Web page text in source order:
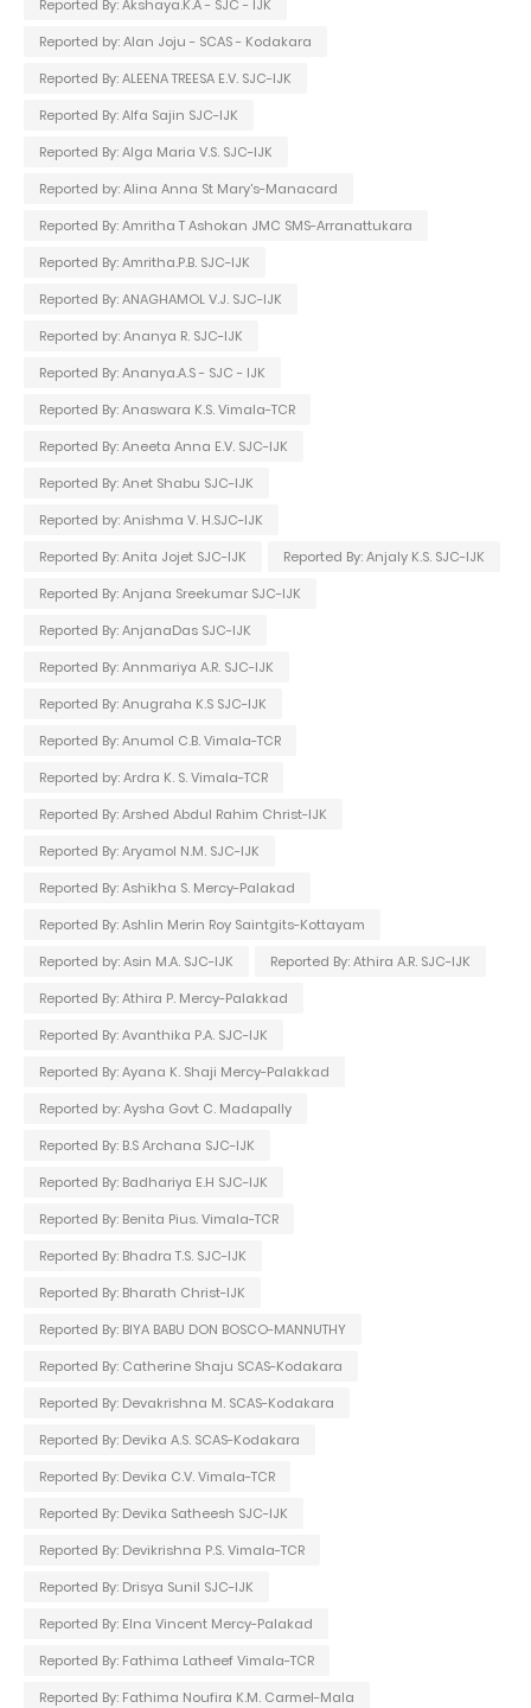
Reported By: Akshaya.K.A - SJC - IJK
Reported by: Alan Joju - SCAS - Kodakara
Reported By: ALEENA TREESA E.V. SJC-IJK
Reported By: Alfa Sajin SJC-IJK
Reported By: Alga Maria V.S. SJC-IJK
Reported by: Alina Anna St Mary's-Manacard
Reported By: Amritha T Ashokan JMC SMS-Arranattukara
Reported By: Amritha.P.B. SJC-IJK
Reported By: ANAGHAMOL V.J. SJC-IJK
Reported by: Ananya R. SJC-IJK
Reported By: Ananya.A.S - SJC - IJK
Reported By: Anaswara K.S. Vimala-TCR
Reported By: Aneeta Anna E.V. SJC-IJK
Reported By: Anet Shabu SJC-IJK
Reported by: Anishma V. H.SJC-IJK
Reported By: Anita Jojet SJC-IJK
Reported By: Anjaly K.S. SJC-IJK
Reported By: Anjana Sreekumar SJC-IJK
Reported By: AnjanaDas SJC-IJK
Reported By: Annmariya A.R. SJC-IJK
Reported By: Anugraha K.S SJC-IJK
Reported By: Anumol C.B. Vimala-TCR
Reported by: Ardra K. S. Vimala-TCR
Reported By: Arshed Abdul Rahim Christ-IJK
Reported By: Aryamol N.M. SJC-IJK
Reported By: Ashikha S. Mercy-Palakad
Reported By: Ashlin Merin Roy Saintgits-Kottayam
Reported by: Asin M.A. SJC-IJK
Reported By: Athira A.R. SJC-IJK
Reported By: Athira P. Mercy-Palakkad
Reported By: Avanthika P.A. SJC-IJK
Reported By: Ayana K. Shaji Mercy-Palakkad
Reported by: Aysha Govt C. Madapally
Reported By: B.S Archana SJC-IJK
Reported By: Badhariya E.H SJC-IJK
Reported By: Benita Pius. Vimala-TCR
Reported By: Bhadra T.S. SJC-IJK
Reported By: Bharath Christ-IJK
Reported By: BIYA BABU DON BOSCO-MANNUTHY
Reported By: Catherine Shaju SCAS-Kodakara
Reported By: Devakrishna M. SCAS-Kodakara
Reported By: Devika A.S. SCAS-Kodakara
Reported By: Devika C.V. Vimala-TCR
Reported By: Devika Satheesh SJC-IJK
Reported By: Devikrishna P.S. Vimala-TCR
Reported By: Drisya Sunil SJC-IJK
Reported By: Elna Vincent Mercy-Palakad
Reported By: Fathima Latheef Vimala-TCR
Reported By: Fathima Noufira K.M. Carmel-Mala